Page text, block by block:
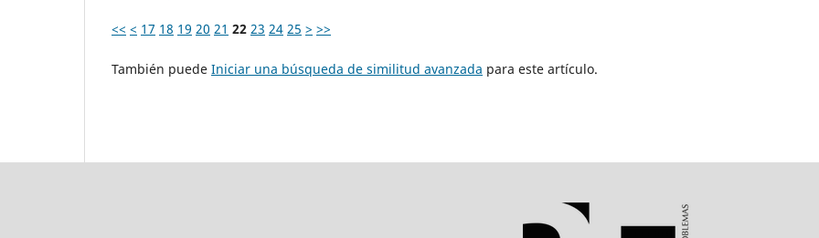
<< < 17 18 19 20 21 22 23 24 25 > >>
También puede Iniciar una búsqueda de similitud avanzada para este artículo.